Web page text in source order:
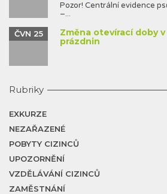
Pozor! Centrální evidence
–...
Změna otevírací doby
prázdnin
ČVN 25
Rubriky
EXKURZE
NEZAŘAZENÉ
POBYTY CIZINCŮ
UPOZORNĚNÍ
VZDĚLÁVÁNÍ CIZINCŮ
ZAMĚSTNÁNÍ